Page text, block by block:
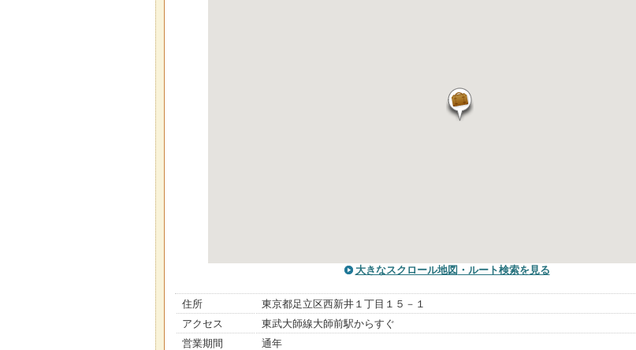
大きなスクロール地図 ・ルート検索を見る
住所
東京都足立区西新井１丁目１５－１
アクセス
東武大師線大師前駅からすぐ
営業期間
通年